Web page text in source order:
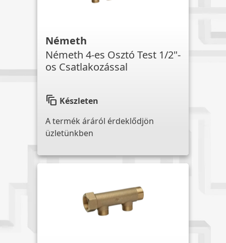
Németh
Németh 4-es Osztó Test 1/2"-
os Csatlakozással
auto_awesome_motion Készleten
A termék áráról érdeklődjön
üzletünkben